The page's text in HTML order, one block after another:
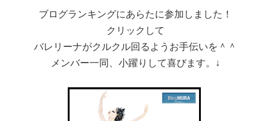
ブログランキングにあらたに参加しました！
クリックして
バレリーナがクルクル回るようお手伝いを＾＾
メンバー一同、小躍りして喜びます。↓